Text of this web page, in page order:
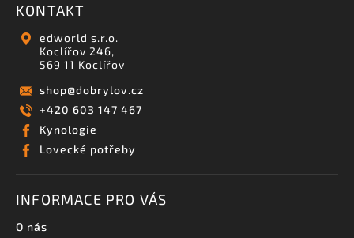
KONTAKT
edworld s.r.o.
Koclířov 246,
569 11 Koclířov
shop@dobrylov.cz
+420 603 147 467
Kynologie
Lovecké potřeby
INFORMACE PRO VÁS
O nás